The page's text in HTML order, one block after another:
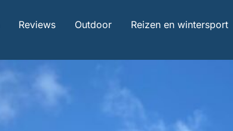
Reviews Outdoor Reizen en wintersport